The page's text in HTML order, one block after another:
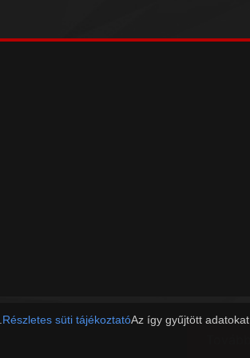
Részletes süti tájékoztatóAz így gyűjtött adatokat